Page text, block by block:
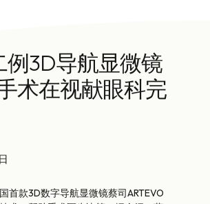
例3D导航显微镜
术在视献眼科完
首款3D数字导航显微镜蔡司ARTEVO